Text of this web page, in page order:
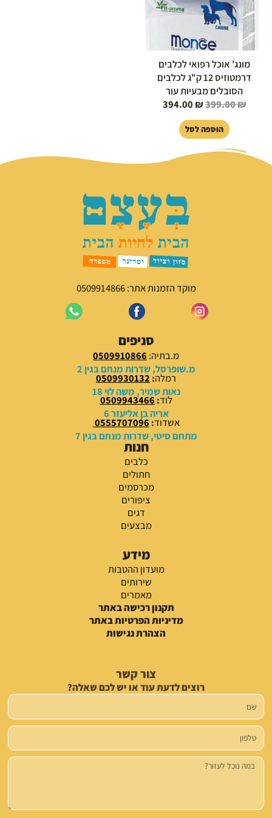
מונג' אוכל רפואי לכלבים
דרמטוזיס 12 ק"ג לכלבים
הסובלים מבעיות עור
399.00₪
394.00 ₪
הוספה לסל
מוקד הזמנות אתר: 0509914866
סניפים
מ.בתיה: 0509910866
מ.שופרסל, שדרות מנחם בגין 2
רמלה:
0509930132
נאות שמיר, משה לוי 18
לוד:
0509943466
אריה בן אליעזר 6
אשדוד:
0555707096
מתחם סיטי, שדרות מנחם בגין 7
חנות
כלבים
חתולים
מכרסמים
ציפורים
דגים
מבצעים
מידע
מועדון ההטבות
שירותים
מאמרים
תקנון רכישה באתר
מדיניות הפרטיות באתר
הצהרת נגישות
צור קשר
רוצים לדעת עוד או יש לכם שאלה?
שם
טלפון
הודעה